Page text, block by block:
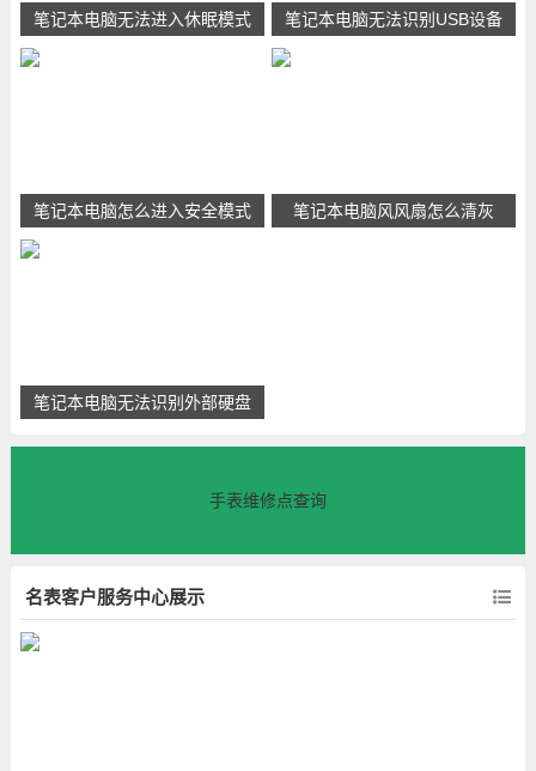
笔记本电脑无法进入休眠模式 笔记本电脑无法识别USB设备
笔记本电脑怎么进入安全模式 笔记本电脑风风扇怎么清灰
笔记本电脑无法识别外部硬盘
手表维修点查询
名表客户服务中心展示